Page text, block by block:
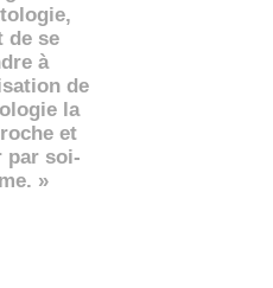
de se
à
de
la
et
par soi-
»